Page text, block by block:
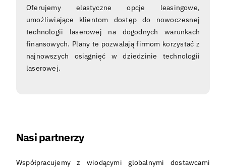
Oferujemy elastyczne opcje leasingowe,
umożliwiające klientom dostęp do nowoczesnej
technologii laserowej na dogodnych warunkach
finansowych. Plany te pozwalają firmom korzystać z
najnowszych osiągnięć w dziedzinie technologii
laserowej.
Nasi partnerzy
Współpracujemy z wiodącymi globalnymi dostawcami